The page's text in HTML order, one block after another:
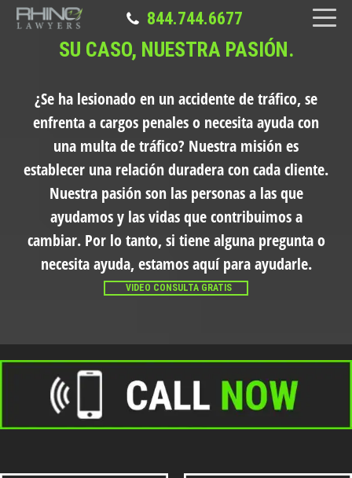
844.744.6677
SU CASO, NUESTRA PASIÓN.
¿Se ha lesionado en un accidente de tráfico, se
enfrenta a cargos penales o necesita ayuda con
una multa de tráfico? Nuestra misión es
establecer una relación duradera con cada cliente.
Nuestra pasión son las personas a las que
ayudamos y las vidas que contribuimos a
cambiar. Por lo tanto, si tiene alguna pregunta o
necesita ayuda, estamos aquí para ayudarle.
VIDEO CONSULTA GRATIS